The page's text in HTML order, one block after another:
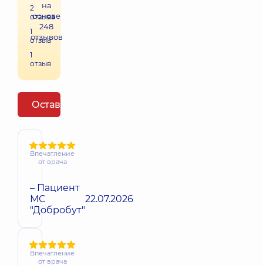
2
отзыва
1
отзыв
1
отзыв
на
основе
248
отзывов
Оставить отзыв
Впечатление
от врача
– Пациент
МС
"Добробут"
22.07.2026
Впечатление
от врача